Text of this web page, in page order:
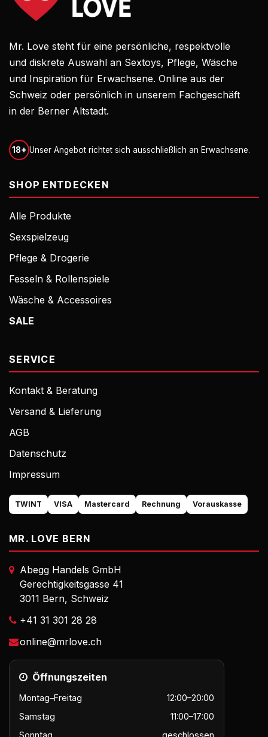
Mr. Love steht für eine persönliche, respektvolle
und diskrete Auswahl an Sextoys, Pflege, Wäsche
und Inspiration für Erwachsene. Online aus der
Schweiz oder persönlich in unserem Fachgeschäft
in der Berner Altstadt.
18+ Unser Angebot richtet sich ausschließlich an Erwachsene.
SHOP ENTDECKEN
Alle Produkte
Sexspielzeug
Pflege & Drogerie
Fesseln & Rollenspiele
Wäsche & Accessoires
SALE
SERVICE
Kontakt & Beratung
Versand & Lieferung
AGB
Datenschutz
Impressum
TWINT VISA Mastercard Rechnung Vorauskasse
MR. LOVE BERN
Abegg Handels GmbH
Gerechtigkeitsgasse 41
3011 Bern, Schweiz
+41 31 301 28 28
online@mrlove.ch
Öffnungszeiten
Montag–Freitag
12:00–20:00
Samstag
11:00–17:00